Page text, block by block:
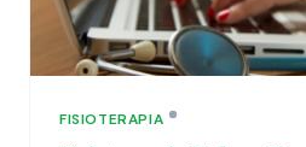
FISIOTERAPIA